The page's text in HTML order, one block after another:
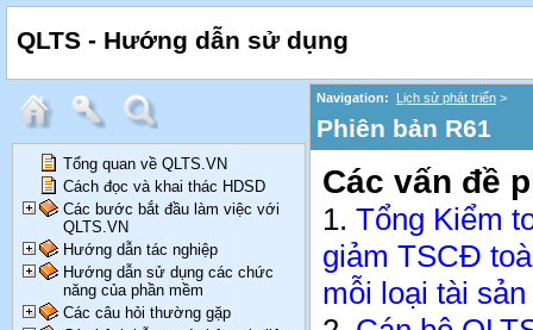
QLTS - Hướng dẫn sử dụng